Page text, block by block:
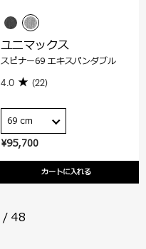
¥95,700
カートに入れる
ユニマックス
スピナー69 エキスパンダブル
4.0 (22)
69 cm
/ 48